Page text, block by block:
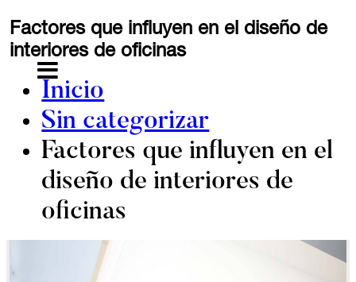
Saltar
al
contenido
Factores que influyen en el diseño de
interiores de oficinas
Inicio
Sin categorizar
Factores que influyen en el
diseño de interiores de
oficinas